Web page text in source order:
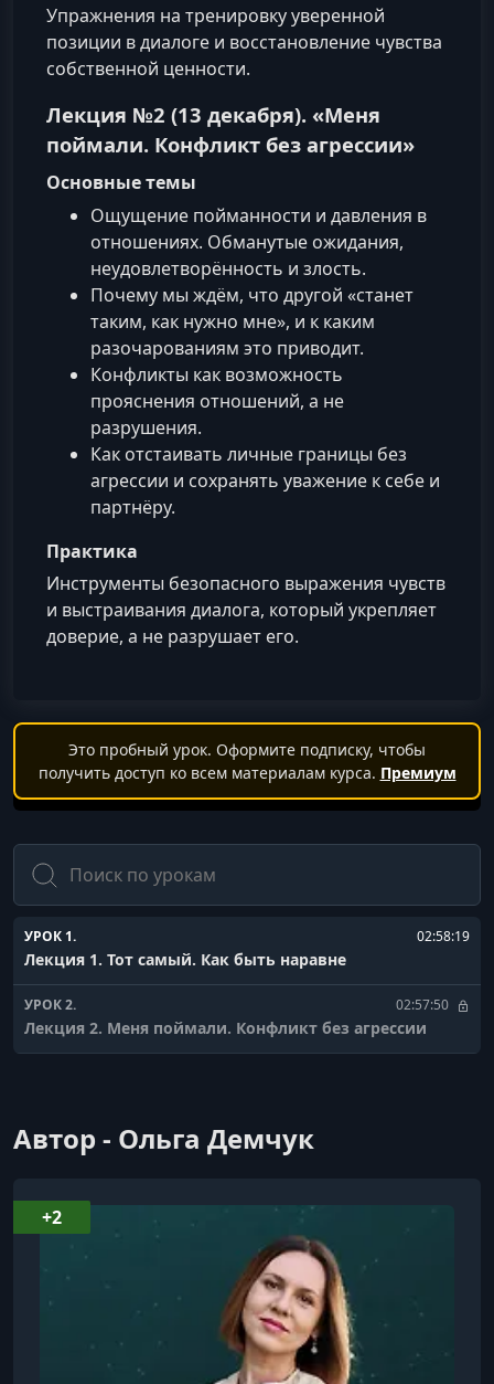
Упражнения на тренировку уверенной
позиции в диалоге и восстановление чувства
собственной ценности.
Лекция №2 (13 декабря). «Меня
поймали. Конфликт без агрессии»
Основные темы
Ощущение пойманности и давления в
отношениях. Обманутые ожидания,
неудовлетворённость и злость.
Почему мы ждём, что другой «станет
таким, как нужно мне», и к каким
разочарованиям это приводит.
Конфликты как возможность
прояснения отношений, а не
разрушения.
Как отстаивать личные границы без
агрессии и сохранять уважение к себе и
партнёру.
Практика
Инструменты безопасного выражения чувств
и выстраивания диалога, который укрепляет
доверие, а не разрушает его.
Это пробный урок. Оформите подписку, чтобы
получить доступ ко всем материалам курса. Премиум
Поиск
УРОК 1. 02:58:19
Лекция 1. Тот самый. Как быть наравне
УРОК 2. 02:57:50
Лекция 2. Меня поймали. Конфликт без агрессии
Автор - Ольга Демчук
+2